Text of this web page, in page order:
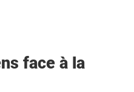
face à la